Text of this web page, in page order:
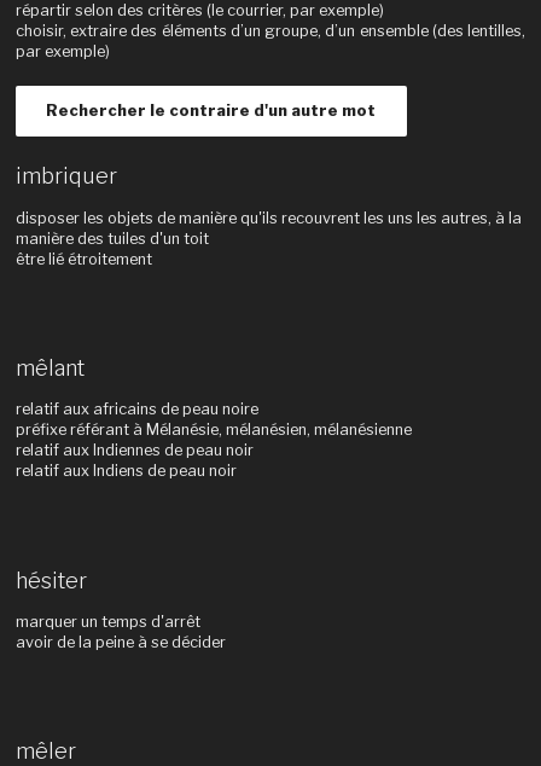
répartir selon des critères (le courrier, par exemple)
choisir, extraire des éléments d’un groupe, d’un ensemble (des lentilles,
par exemple)
Rechercher le contraire d'un autre mot
imbriquer
disposer les objets de manière qu'ils recouvrent les uns les autres, à la
manière des tuiles d'un toit
être lié étroitement
mêlant
relatif aux africains de peau noire
préfixe référant à Mélanésie, mélanésien, mélanésienne
relatif aux Indiennes de peau noir
relatif aux Indiens de peau noir
hésiter
marquer un temps d'arrêt
avoir de la peine à se décider
mêler